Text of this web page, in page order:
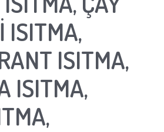
ISITMA,
ISITMA,
ISITMA,